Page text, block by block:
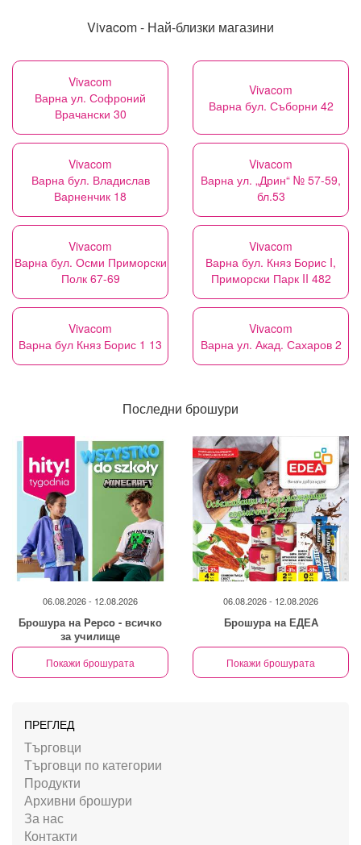
Vivacom - Най-близки магазини
Vivacom
Варна ул. Софроний
Врачански 30
Vivacom
Варна бул. Съборни 42
Vivacom
Варна бул. Владислав
Варненчик 18
Vivacom
Варна ул. „Дрин“ № 57-59,
бл.53
Vivacom
Варна бул. Осми Приморски
Полк 67-69
Vivacom
Варна бул. Княз Борис I,
Приморски Парк II 482
Vivacom
Варна бул Княз Борис 1 13
Vivacom
Варна ул. Акад. Сахаров 2
Последни брошури
06.08.2026 - 12.08.2026
Брошура на Pepco - всичко
за училище
Покажи брошурата
06.08.2026 - 12.08.2026
Брошура на ЕДЕА
Покажи брошурата
ПРЕГЛЕД
Търговци
Търговци по категории
Продукти
Архивни брошури
За нас
Контакти